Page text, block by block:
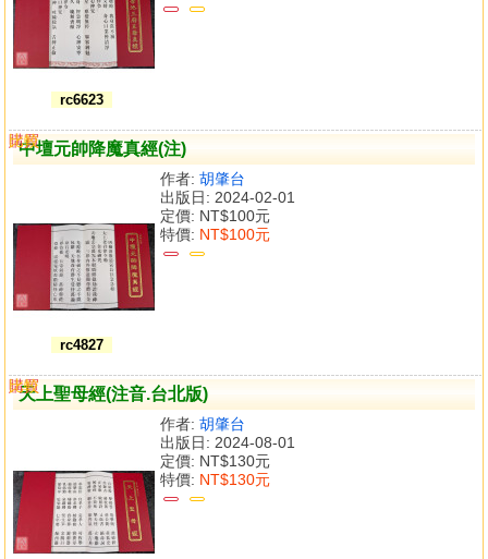
rc6623
中壇元帥降魔真經(注)
rc4827
作者: 胡肇台
出版日: 2024-02-01
定價: NT$100元
特價: NT$100元
購買
比較
天上聖母經(注音.台北版)
作者: 胡肇台
出版日: 2024-08-01
定價: NT$130元
特價: NT$130元
購買
比較